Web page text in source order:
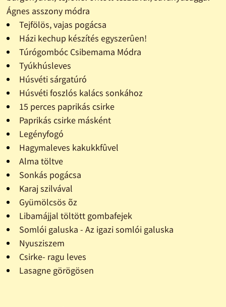
Ágnes asszony módra
Tejfölös, vajas pogácsa
Házi kechup készítés egyszerûen!
Túrógombóc Csibemama Módra
Tyúkhúsleves
Húsvéti sárgatúró
Húsvéti foszlós kalács sonkához
15 perces paprikás csirke
Paprikás csirke másként
Legényfogó
Hagymaleves kakukkfûvel
Alma töltve
Sonkás pogácsa
Karaj szilvával
Gyümölcsös õz
Libamájjal töltött gombafejek
Somlói galuska - Az igazi somlói galuska
Nyusziszem
Csirke- ragu leves
Lasagne görögösen